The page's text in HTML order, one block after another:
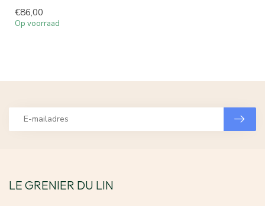
€86,00
Op voorraad
LE GRENIER DU LIN